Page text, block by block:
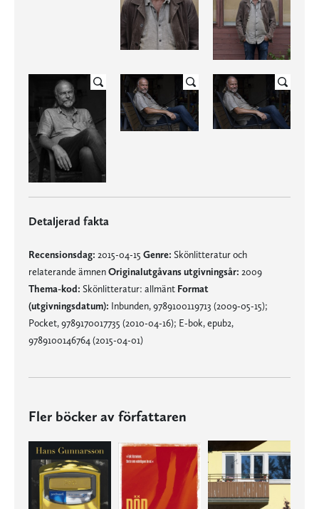
Detaljerad fakta
Recensionsdag: 2015-04-15 Genre: Skönlitteratur och
relaterande ämnenOriginalutgåvans utgivningsår: 2009
Thema-kod: Skönlitteratur: allmänt Format
(utgivningsdatum): Inbunden, 9789100119713 (2009-05-15);
Pocket, 9789170017735 (2010-04-16); E-bok, epub2,
9789100146764 (2015-04-01)
Fler böcker av författaren